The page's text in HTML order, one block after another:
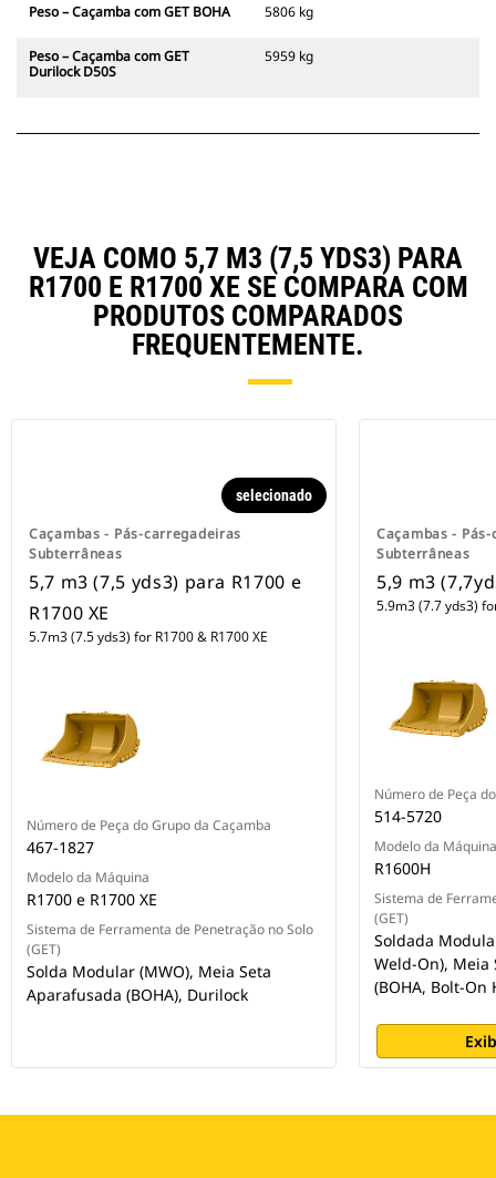
Peso – Caçamba com GET BOHA 5806 kg
Peso – Caçamba com GET
Durilock D50S
5959 kg
VEJA COMO 5,7 M3 (7,5 YDS3) PARA
R1700 E R1700 XE SE COMPARA COM
PRODUTOS COMPARADOS
FREQUENTEMENTE.
Caçambas - Pás-carregadeiras
Subterrâneas
selecionado
5,7 m3 (7,5 yds3) para R1700 e
R1700 XE
5.7m3 (7.5 yds3) for R1700 & R1700 XE
Número de Peça do Grupo da Caçamba
467-1827
Modelo da Máquina
R1700 e R1700 XE
Sistema de Ferramenta de Penetração no Solo
(GET)
Solda Modular (MWO), Meia Seta
Aparafusada (BOHA), Durilock
Caçambas -
Subterrâneas
5,9 m3
5.9m3 (7.7 yds3)
Número de Peça
514-5720
Modelo da Máquina
R1600H
Sistema de
(GET)
Soldada
Weld-On), Meia
(BOHA, Bolt-On